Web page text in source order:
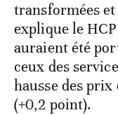
transformées et
explique le
auraient été
ceux des
hausse des
(+0,2 point).